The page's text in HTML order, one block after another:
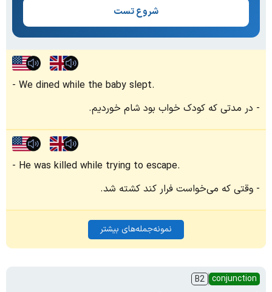
شروع تست
We dined while the baby slept.
در مدتی که کودک خواب بود شام خوردیم.
He was killed while trying to escape.
وقتی که می‌خواست فرار کند کشته شد.
نمونه‌جمله‌های بیشتر
conjunction
B2